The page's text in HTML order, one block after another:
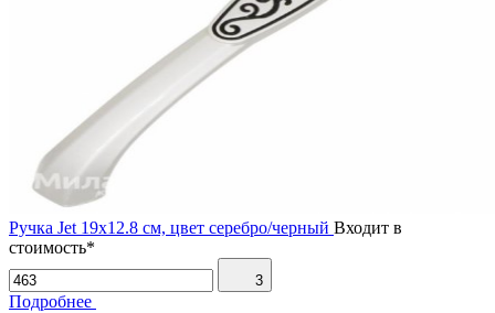
Ручка Jet 19х12.8 см, цвет серебро/черный Входит в
стоимость*
3
Подробнее